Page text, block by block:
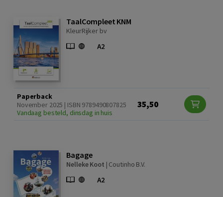
TaalCompleet KNM
KleurRijker bv
Paperback
November 2025 | ISBN 9789490807825
Vandaag besteld, dinsdag in huis
35,50
Bagage
Nelleke Koot | Coutinho B.V.